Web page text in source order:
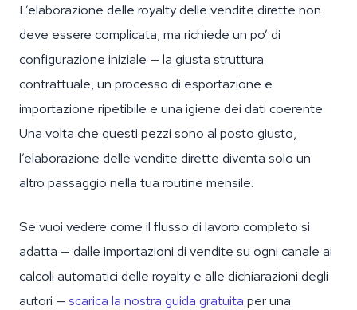
L’elaborazione delle royalty delle vendite dirette non
deve essere complicata, ma richiede un po’ di
configurazione iniziale — la giusta struttura
contrattuale, un processo di esportazione e
importazione ripetibile e una igiene dei dati coerente.
Una volta che questi pezzi sono al posto giusto,
l’elaborazione delle vendite dirette diventa solo un
altro passaggio nella tua routine mensile.
Se vuoi vedere come il flusso di lavoro completo si
adatta — dalle importazioni di vendite su ogni canale ai
calcoli automatici delle royalty e alle dichiarazioni degli
autori — scarica la nostra guida gratuita per una